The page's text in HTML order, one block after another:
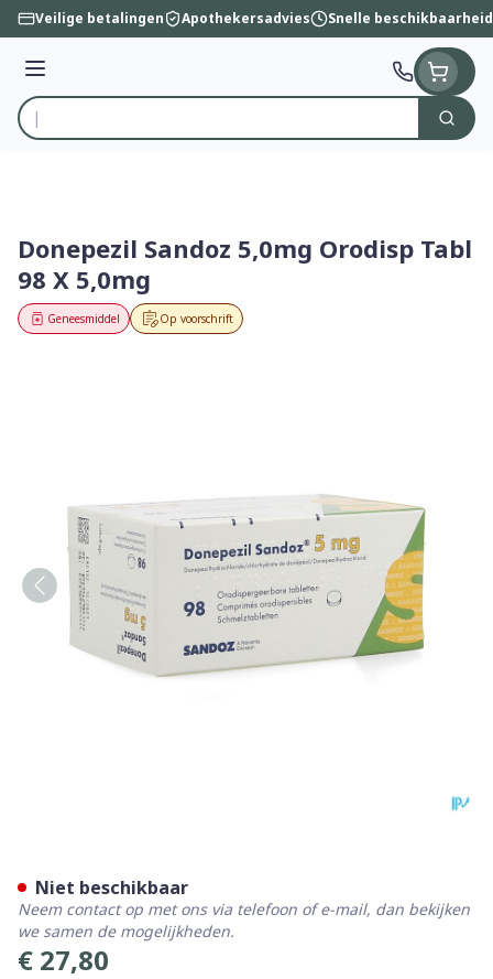
Ga naar de inhoud
Veilige betalingen Apothekersadvies Snelle beschikbaarheid
Menu
Product, merk, categorie...
Zoek
Donepezil Sandoz 5,0mg Orodisp Tabl
98 X 5,0mg
Op voorschrift
Geneesmiddel
€ 27,80
Niet beschikbaar
Neem contact op met ons via telefoon of e-mail, dan bekijken
we samen de mogelijkheden.